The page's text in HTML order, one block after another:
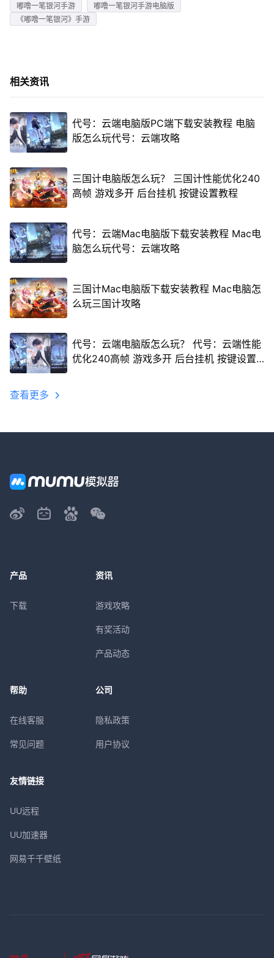
嘟噜一笔银河手游
嘟噜一笔银河手游电脑版
《嘟噜一笔银河》手游
相关资讯
代号：云端电脑版PC端下载安装教程 电脑
版怎么玩代号：云端攻略
三国计电脑版怎么玩？ 三国计性能优化240
高帧 游戏多开 后台挂机 按键设置教程
代号：云端Mac电脑版下载安装教程 Mac电
脑怎么玩代号：云端攻略
三国计Mac电脑版下载安装教程 Mac电脑怎
么玩三国计攻略
代号：云端电脑版怎么玩？ 代号：云端性能
优化240高帧 游戏多开 后台挂机 按键设置
查看更多
产品
下载
资讯
游戏攻略
有奖活动
产品动态
帮助
在线客服
常见问题
公司
隐私政策
用户协议
友情链接
UU远程
UU加速器
网易千千壁纸